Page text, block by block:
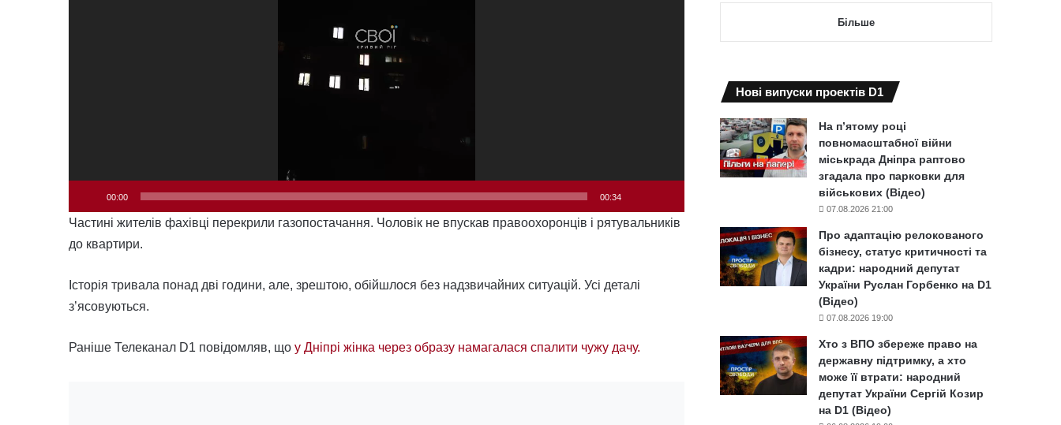
00:00 00:34
Частині жителів фахівці перекрили газопостачання. Чоловік не впускав правоохоронців і рятувальників
до квартири.
Історія тривала понад дві години, але, зрештою, обійшлося без надзвичайних ситуацій. Усі деталі
з’ясовуються.
Раніше Телеканал D1 повідомляв, що у Дніпрі жінка через образу намагалася спалити чужу дачу.
Більше
Нові випуски проектів D1
На п’ятому році
повномасштабної війни
міськрада Дніпра раптово
згадала про парковки для
військових (Відео)
07.08.2026 21:00
Про адаптацію релокованого
бізнесу, статус критичності та
кадри: народний депутат
України Руслан Горбенко на D1
(Відео)
07.08.2026 19:00
Хто з ВПО збереже право на
державну підтримку, а хто
може її втрати: народний
депутат України Сергій Козир
на D1 (Відео)